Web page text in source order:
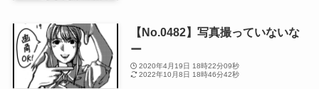
【No.0482】写真撮っていないな
ー
2020年4月19日 18時22分09秒
2022年10月8日 18時46分42秒